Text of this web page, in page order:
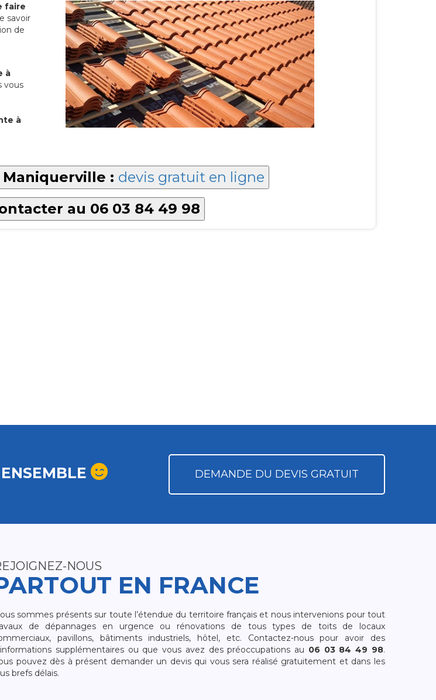
faire
savoir
de
à
vous
à
: devis gratuit en ligne
au 06 03 84 49 98
DEMANDE DU DEVIS GRATUIT
NOUS
EN FRANCE
sommes présents sur toute l’étendue du territoire français et nous intervenions pour tout
de dépannages en urgence ou rénovations de tous types de toits de locaux
pavillons, bâtiments industriels, hôtel, etc. Contactez-nous pour avoir des
supplémentaires ou que vous avez des préoccupations au 06 03 84 49 98.
pouvez dès à présent demander un devis qui vous sera réalisé gratuitement et dans les
brefs délais.